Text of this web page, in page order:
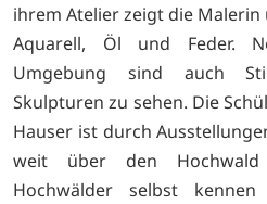
ihrem Atelier zeigt die
Aquarell, Öl und Feder.
Umgebung sind auch
Skulpturen zu sehen. Die
Hauser ist durch
weit über den
Hochwälder selbst